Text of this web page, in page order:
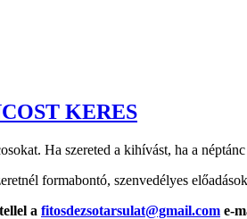
KERES
Ha szereted a kihívást, ha a
formabontó, szenvedélyes
a fitosdezsotarsulat@gmail.com e-